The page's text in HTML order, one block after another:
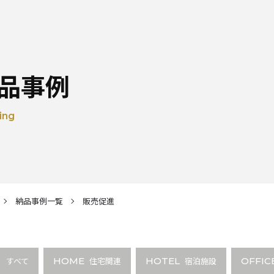
事例
納品事例一覧 販売促進
すべて HOME 住宅関連 HOTEL 宿泊施設